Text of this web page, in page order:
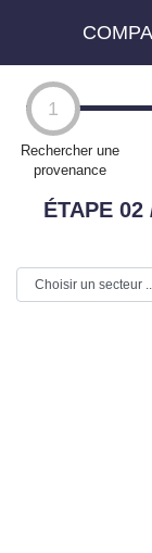
contenu
principal
1
Rechercher une
provenance
ÉTAPE